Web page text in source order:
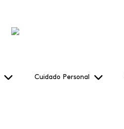
Cuidado Personal